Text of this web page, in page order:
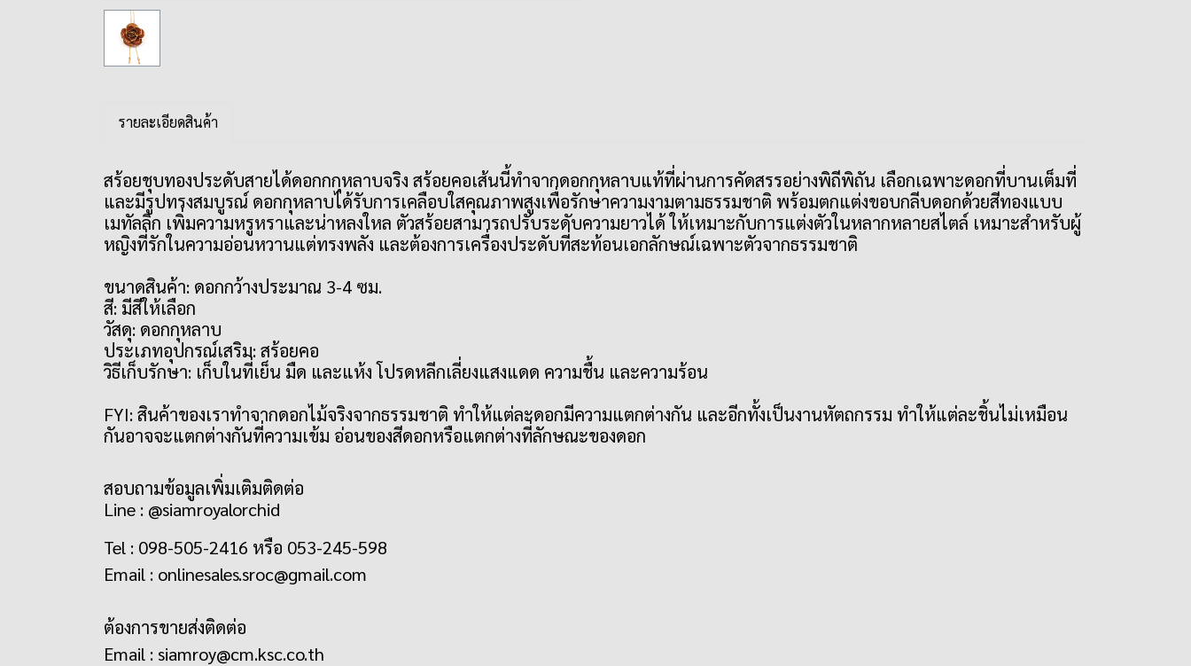
รายละเอียดสินค้า
สร้อยชุบทองประดับสายได้ดอกกกุหลาบจริง สร้อยคอเส้นนี้ทำจากดอกกุหลาบแท้ที่ผ่านการคัดสรรอย่างพิถีพิถัน เลือกเฉพาะดอกที่บานเต็มที่
และมีรูปทรงสมบูรณ์ ดอกกุหลาบได้รับการเคลือบใสคุณภาพสูงเพื่อรักษาความงามตามธรรมชาติ พร้อมตกแต่งขอบกลีบดอกด้วยสีทองแบบ
เมทัลลิก เพิ่มความหรูหราและน่าหลงใหล ตัวสร้อยสามารถปรับระดับความยาวได้ ให้เหมาะกับการแต่งตัวในหลากหลายสไตล์ เหมาะสำหรับผู้
หญิงที่รักในความอ่อนหวานแต่ทรงพลัง และต้องการเครื่องประดับที่สะท้อนเอกลักษณ์เฉพาะตัวจากธรรมชาติ
ขนาดสินค้า: ดอกกว้างประมาณ 3-4 ซม.
สี: มีสีให้เลือก
วัสดุ: ดอกกุหลาบ
ประเภทอุปกรณ์เสริม: สร้อยคอ
วิธีเก็บรักษา: เก็บในที่เย็น มืด และแห้ง โปรดหลีกเลี่ยงแสงแดด ความชื้น และความร้อน
FYI: สินค้าของเราทำจากดอกไม้จริงจากธรรมชาติ ทำให้แต่ละดอกมีความแตกต่างกัน และอีกทั้งเป็นงานหัตถกรรม ทำให้แต่ละชิ้นไม่เหมือน
กันอาจจะแตกต่างกันที่ความเข้ม อ่อนของสีดอกหรือแตกต่างที่ลักษณะของดอก
สอบถามข้อมูลเพิ่มเติมติดต่อ
Line : @siamroyalorchid
Tel : 098-505-2416 หรือ 053-245-598
Email : onlinesales.sroc@gmail.com
ต้องการขายส่งติดต่อ
Email : siamroy@cm.ksc.co.th